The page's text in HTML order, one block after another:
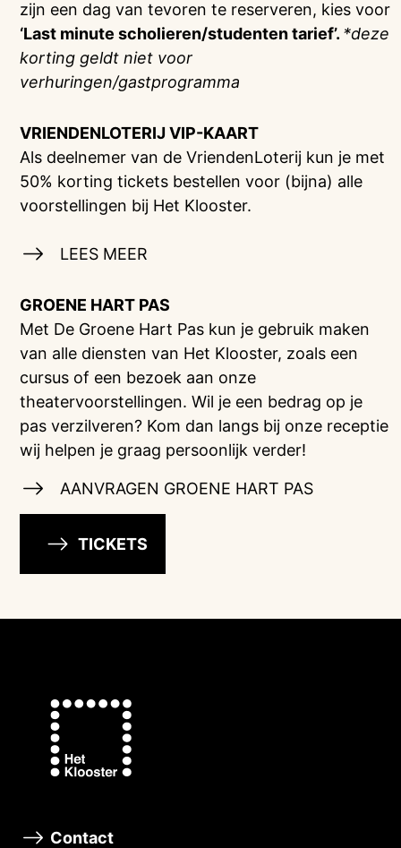
zijn een dag van tevoren te reserveren, kies voor
‘Last minute scholieren/studenten tarief’. *deze
korting geldt niet voor
verhuringen/gastprogramma
VRIENDENLOTERIJVIP-KAART
Als deelnemer van de VriendenLoterij kun je met
50% korting tickets bestellen voor (bijna) alle
voorstellingen bij Het Klooster.
LEES MEER
GROENE HART PAS
Met De Groene Hart Pas kun je gebruik maken
van alle diensten van Het Klooster, zoals een
cursus of een bezoek aan onze
theatervoorstellingen. Wil je een bedrag op je
pas verzilveren? Kom dan langs bij onze receptie
wij helpen je graag persoonlijk verder!
AANVRAGEN GROENE HART PAS
TICKETS
Contact